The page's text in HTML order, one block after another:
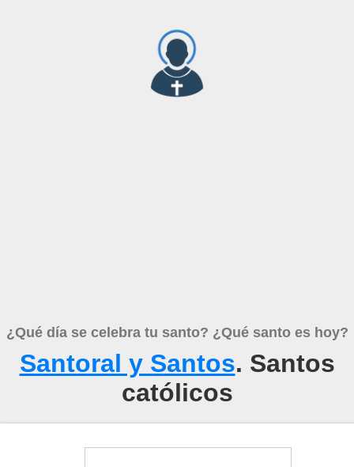
¿Qué día se celebra tu santo? ¿Qué santo es hoy?
Santoral y Santos. Santos
católicos